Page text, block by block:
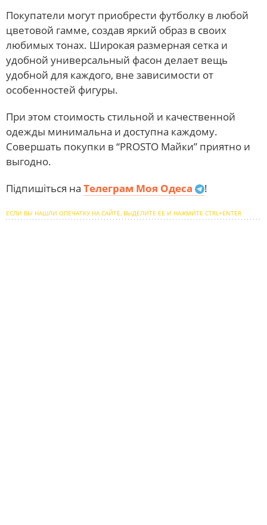
Покупатели могут приобрести футболку в любой
цветовой гамме, создав яркий образ в своих
любимых тонах. Широкая размерная сетка и
удобной универсальный фасон делает вещь
удобной для каждого, вне зависимости от
особенностей фигуры.
При этом стоимость стильной и качественной
одежды минимальна и доступна каждому.
Совершать покупки в “PROSTO Майки” приятно и
выгодно.
Підпишіться на Телеграм Моя Одеса !
ЕСЛИ ВЫ НАШЛИ ОПЕЧАТКУ НА САЙТЕ, ВЫДЕЛИТЕ ЕЕ И НАЖМИТЕ CTRL+ENTER